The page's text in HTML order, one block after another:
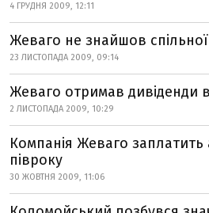
4 ГРУДНЯ 2009, 12:11
Жеваго не знайшов
23 ЛИСТОПАДА 2009, 09:14
Жеваго отримав дивіденди
2 ЛИСТОПАДА 2009, 10:29
Компанія Жеваго заплатить
півроку
30 ЖОВТНЯ 2009, 11:06